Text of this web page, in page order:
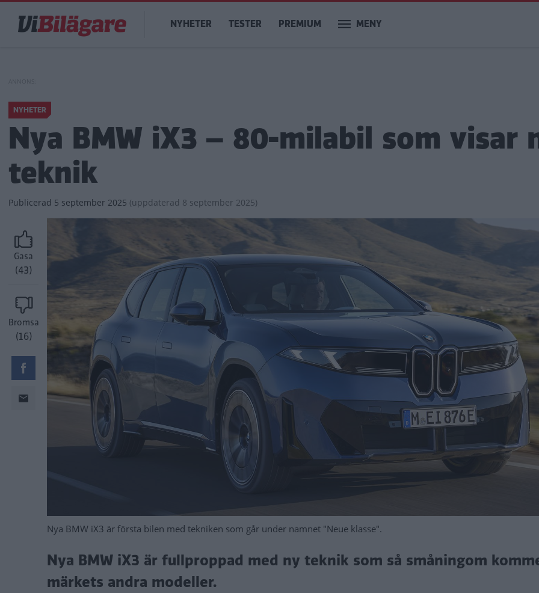
huvudinnehåll
Main
navigation
NYHETER TESTER PREMIUM MENY
NYHETER
Nya BMW iX3 – 80-milabil som visar
teknik
Publicerad 5 september 2025 (uppdaterad 8 september 2025)
Gasa
(43)
Bromsa
(16)
Nya BMW iX3 är första bilen med tekniken som går under namnet "Neue klasse".
Nya BMW iX3 är fullproppad med ny teknik som så småningom
märkets andra modeller.